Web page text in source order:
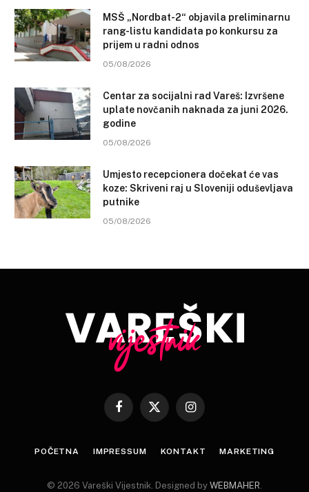
MSŠ „Nordbat-2“ objavila preliminarnu
rang-listu kandidata po konkursu za
prijem u radni odnos
05/08/2026
Centar za socijalni rad Vareš: Izvršene
uplate novčanih naknada za juni 2026.
godine
05/08/2026
Umjesto recepcionera dočekat će vas
koze: Skriveni raj u Sloveniji oduševljava
putnike
05/08/2026
Facebook
X
Instagram
POČETNA IMPRESSUM KONTAKT MARKETING
© 2026 Vareški Vijestnik. Designed by WEBMAHER.